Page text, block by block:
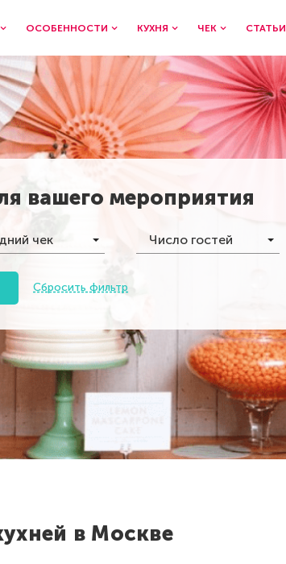
ОСОБЕННОСТИ КУХНЯ ЧЕК СТАТЬИ
вашего мероприятия
чек Число гостей
Сбросить фильтр
в Москве